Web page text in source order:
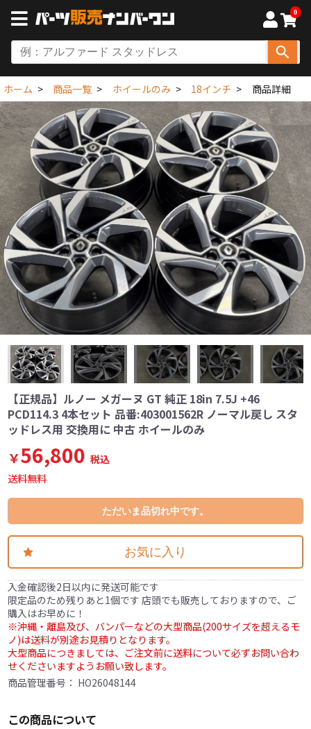
0
ホーム 商品一覧 ホイールのみ 18インチ 商品詳細
【正規品】ルノー メガーヌ GT 純正 18in 7.5J +46
PCD114.3 4本セット 品番:403001562R ノーマル戻し スタ
ッドレス用 交換用に 中古 ホイールのみ
￥56,800 税込
送料無料
ただいま品切れ中です。
お気に入り
入金確認後2日以内に発送可能です
限定品のため残りあと1個です 店頭でも販売しておりますので、ご
購入はお早めに！
※沖縄・離島及び、バンパーなどの大型商品(200サイズを超えるモ
ノ)は送料が別途お見積りとなります。
大型商品につきましては、ご注文前に送料について必ずお問い合わ
せくださいますようお願い致します。
商品管理番号： HO26048144
この商品について